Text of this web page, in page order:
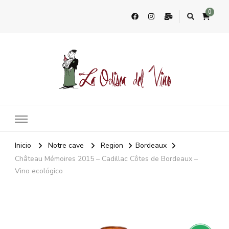
0
Inicio Notre cave Region
Bordeaux
Château Mémoires 2015 – Cadillac Côtes de Bordeaux –
Vino ecológico